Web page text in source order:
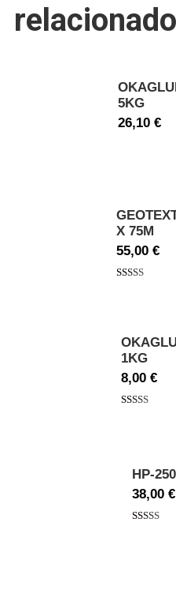
5KG
26,10€
X 75M
55,00 €
1KG
8,00€
HP-
38,00 €